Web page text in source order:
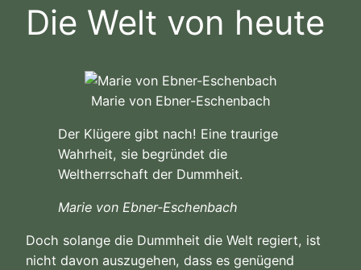
Die Welt von heute
Marie von Ebner-Eschenbach
Der Klügere gibt nach! Eine traurige
Wahrheit, sie begründet die
Weltherrschaft der Dummheit.
Marie von Ebner-Eschenbach
Doch solange die Dummheit die Welt regiert, ist
nicht davon auszugehen, dass es genügend